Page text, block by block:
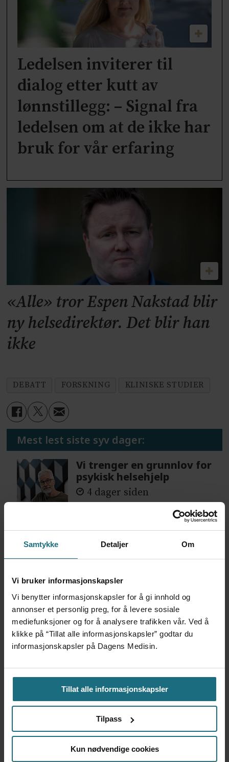
Samtykke Detaljer Om
Vi bruker informasjonskapsler
Vi benytter informasjonskapsler for å gi innhold og
annonser et personlig preg, for å levere sosiale
mediefunksjoner og for å analysere trafikken vår. Ved å
klikke på “Tillat alle informasjonskapsler” godtar du
informasjonskapsler på Dagens Medisin.
Tillat alle informasjonskapsler
Tilpass
Kun nødvendige cookies
Ledelsen inviterer til
dialog etter kutt av
lønnstillegg: – Signal fra
ledelsen om at de ikke har
bruk for vår erfaring
«Alle» tror Espen Nakstad blir
ny helsedirektør. Det blir han
ikke
DEBATT FORSKNING KLINISKE STUDIER
Mest lest siste syv dager:
Vi trenger en grunnlov for
psykisk helsehjelp
4 dager siden
Flytter oppgaver og
frigjør tid for
helsepersonell: – Det er
forvakt nå
4 dager siden
Var alene på vakt i tre
måneder – i en 16-fots
motorbåt
– Etter en stund kom det
frem at han døgnet før
hadde drukket 25 vodka
Red Bull
3 dager siden